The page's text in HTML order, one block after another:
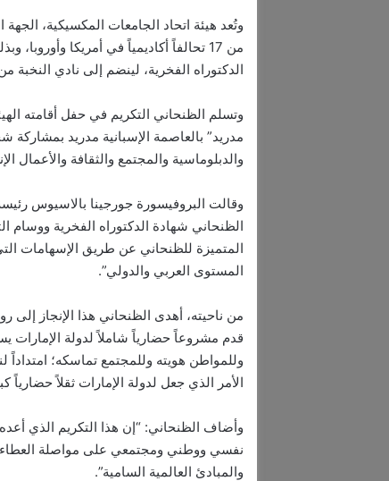
وتُعد هيئة اتحاد الجامعات المكسيكية،
من 17 تحالفاً أكاديمياً في أمريكا
الدكتوراه الفخرية، لينضم إلى نادي النخبة
وتسلم الظنحاني التكريم في حفل أقامته
مدريد” بالعاصمة الإسبانية مدريد
والدبلوماسية والمجتمع والثقافة والأعمال
وقالت البروفيسورة جورجينا بالاسيوس
الظنحاني شهادة الدكتوراه الفخرية ووسام
المتميزة للظنحاني عن طريق الإسهامات
المستوى العربي والدولي”.
من ناحيته، أهدى الظنحاني هذا الإنجاز إلى
قدم مشروعاً حضارياً شاملاً لدولة
وللمواطن هويته وللمجتمع تماسكه؛
الأمر الذي جعل لدولة الإمارات ثقلاً حضارياً
وأضاف الظنحاني: “إن هذا التكريم الذي
نفسي ووطني ومجتمعي على مواصلة العطاء
والمبادئ العالمية السامية”.